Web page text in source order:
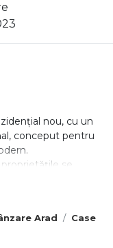
Arad Case
nou, cu un
conceput pentru
se
de dotări și
mp, te teren de